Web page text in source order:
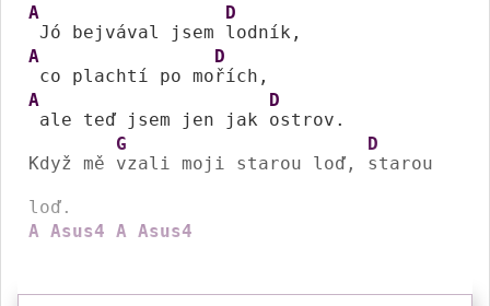
A
Jó bejvával jsem
D
A
co plachtí po mo
D
A
ale teď jsem jen jak
D
ostrov.
Když mě
G
vzali moji starou loď,
D
starou
A Asus4 A Asus4